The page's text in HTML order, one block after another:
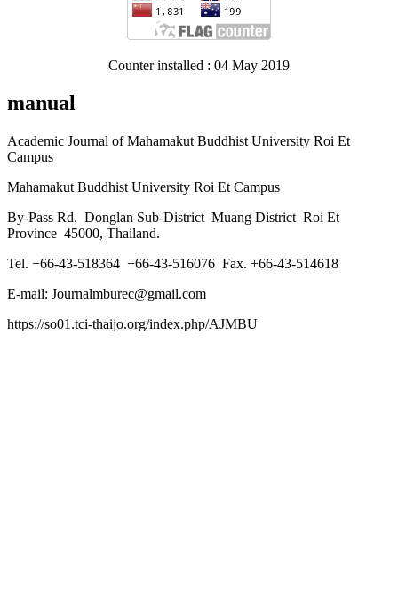
Counter installed : 04 May 2019
manual
Academic Journal of Mahamakut Buddhist University Roi Et
Campus
Mahamakut Buddhist University Roi Et Campus
By-Pass Rd. Donglan Sub-District Muang District Roi Et
Province 45000, Thailand.
Tel. +66-43-518364 +66-43-516076 Fax. +66-43-514618
E-mail: Journalmburec@gmail.com
https://so01.tci-thaijo.org/index.php/AJMBU